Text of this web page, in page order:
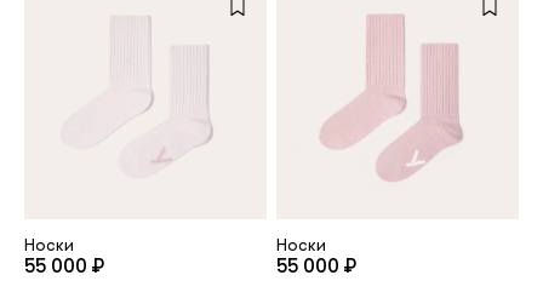
клиент
Носки
55 000 ₽
Носки
55 000 ₽